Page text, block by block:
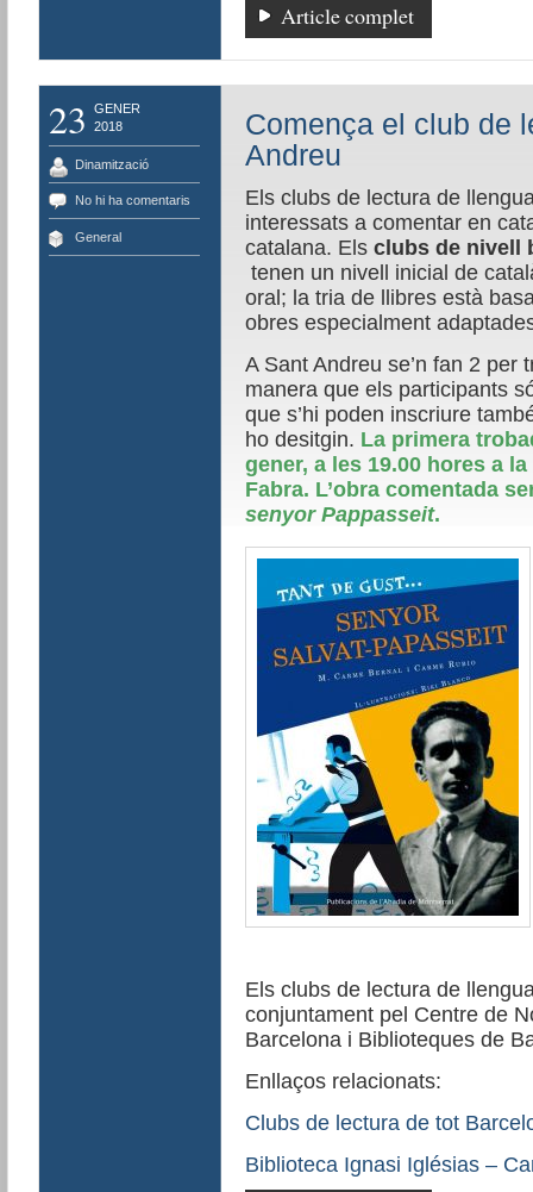
Article complet
23
GENER
2018
Dinamització
No hi ha comentaris
General
Comença el club de
Andreu
Els clubs de lectura de
interessats a comentar en
catalana. Els clubs de nivell
tenen un nivell inicial de
oral; la tria de llibres està
obres especialment
A Sant Andreu se’n fan 2 per
manera que els participants
que s’hi poden inscriure
ho desitgin. La primera
gener, a les 19.00 hores a
Fabra. L’obra comentada
senyor Pappasseit.
Els clubs de lectura de
conjuntament pel Centre de
Barcelona i Biblioteques de
Enllaços relacionats:
Clubs de lectura de tot
Biblioteca Ignasi Iglésias –